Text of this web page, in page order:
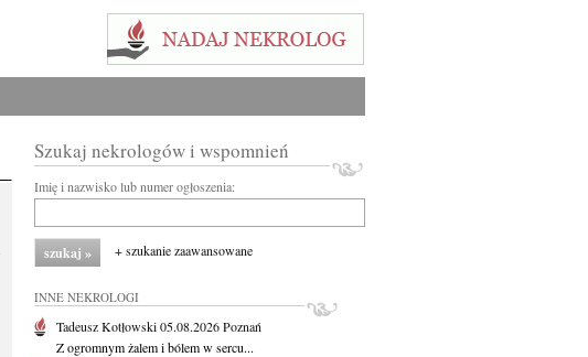
Szukaj nekrologów i wspomnień
Imię i nazwisko lub numer ogłoszenia:
+ szukanie zaawansowane
INNE NEKROLOGI
Tadeusz Kotłowski05.08.2026Poznań
Z ogromnym żalem i bólem w sercu...